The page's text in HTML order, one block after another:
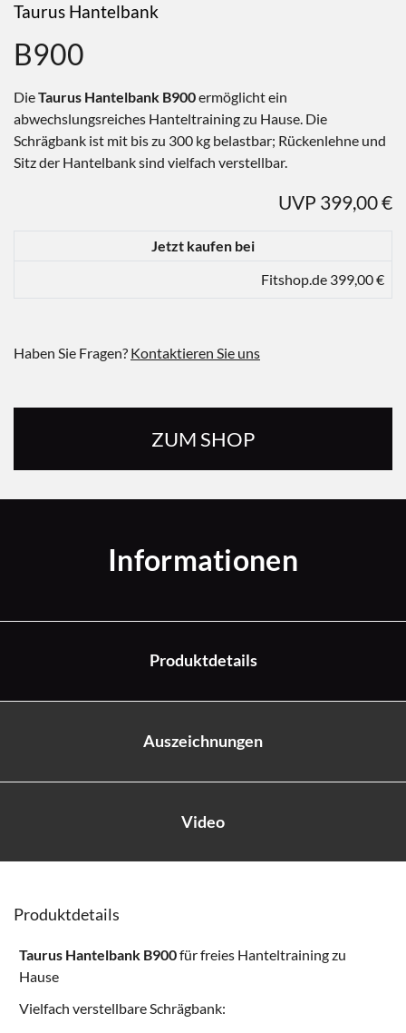
Taurus Hantelbank
B900
DieTaurus Hantelbank B900ermöglicht ein
abwechslungsreiches Hanteltraining zu Hause. Die
Schrägbank ist mit bis zu 300 kg belastbar; Rückenlehne und
Sitz der Hantelbank sind vielfach verstellbar.
UVP 399,00 €
Jetzt kaufen bei
Fitshop.de 399,00 €
Haben Sie Fragen? Kontaktieren Sie uns
ZUM SHOP
Informationen
Produktdetails
Auszeichnungen
Video
Produktdetails
Taurus Hantelbank B900für freies Hanteltraining zu
Hause
Vielfach verstellbare Schrägbank: